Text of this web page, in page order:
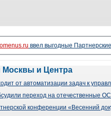
ввел выгодные
Москвы и Центра
от автоматизации задач к
переход на отечественные
конференции «Весенний